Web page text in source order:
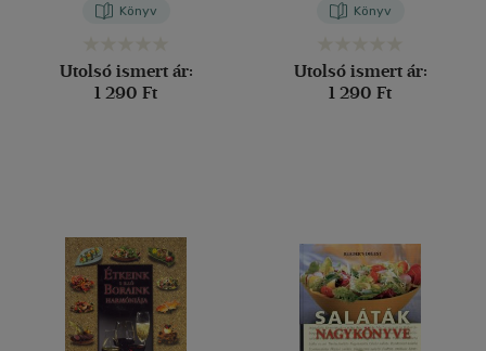
Könyv
Utolsó ismert ár:
1 290 Ft
Könyv
Utolsó ismert ár:
1 290 Ft